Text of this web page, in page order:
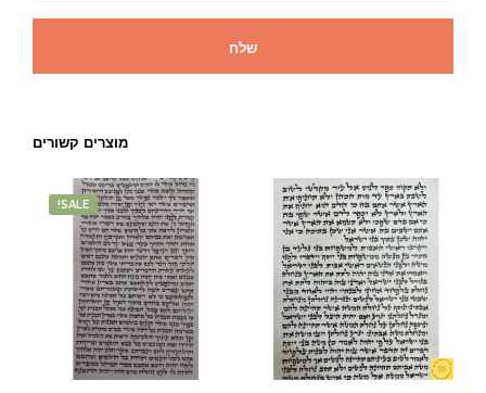
מוצרים קשורים
SALE!